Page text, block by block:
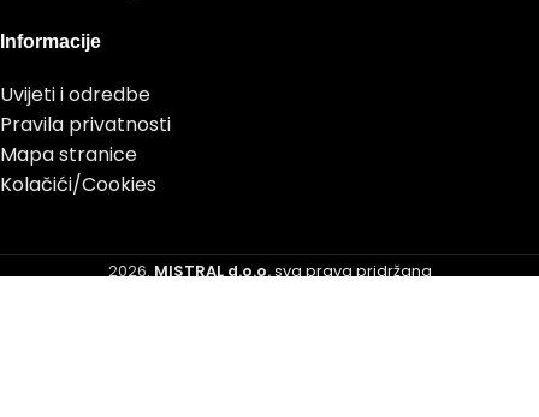
Informacije
Uvijeti i odredbe
Pravila privatnosti
Mapa stranice
Kolačići/Cookies
2026. MISTRAL d.o.o.sva prava pridržana